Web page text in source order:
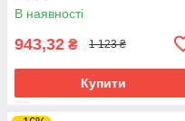
В наявності
943,32 ₴ 1 123 ₴
Купити